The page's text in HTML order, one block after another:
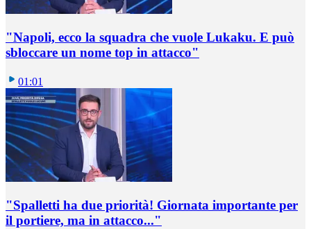
"Napoli, ecco la squadra che vuole Lukaku. E può
sbloccare un nome top in attacco"
01:01
"Spalletti ha due priorità! Giornata importante per
il portiere, ma in attacco..."